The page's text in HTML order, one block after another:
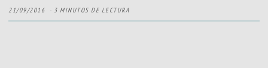
21/09/2016 3 MINUTOS DE LECTURA